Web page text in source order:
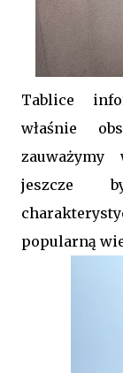
Tablice
właśnie
jeszcze
popularną